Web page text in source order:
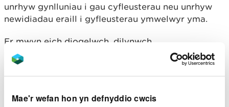
Mae'r wefan hon yn defnyddio cwcis
unrhyw gynlluniau i gau cyfleusterau neu unrhyw
newidiadau eraill i gyfleusterau ymwelwyr yma.
Er mwyn eich diogelwch, dilynwch
gyfarwyddiadau'r staff ac arwyddion bob amser
gan gynnwys y rhai ar gyfer dargyfeirio neu gau
llwybrau.
Mae'n bosibl y bydd angen i ni ddargyfeirio neu